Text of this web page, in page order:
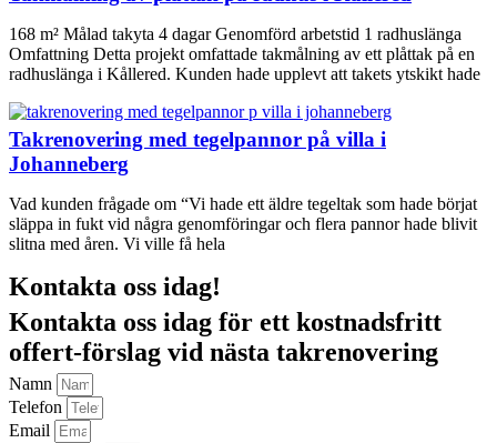
168 m² Målad takyta 4 dagar Genomförd arbetstid 1 radhuslänga
Omfattning Detta projekt omfattade takmålning av ett plåttak på en
radhuslänga i Kållered. Kunden hade upplevt att takets ytskikt hade
Takrenovering med tegelpannor på villa i
Johanneberg
Vad kunden frågade om “Vi hade ett äldre tegeltak som hade börjat
släppa in fukt vid några genomföringar och flera pannor hade blivit
slitna med åren. Vi ville få hela
Kontakta oss idag!
Kontakta oss idag för ett kostnadsfritt
offert-förslag vid nästa takrenovering
Namn
Telefon
Email